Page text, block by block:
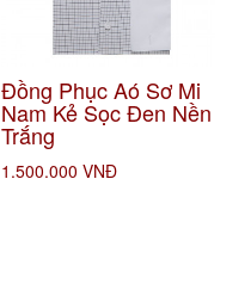
Đồng Phục Aó Sơ Mi
Nam Kẻ Sọc Đen Nền
Trắng
1.500.000 VNĐ